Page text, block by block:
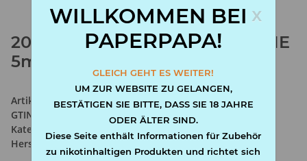
20x Marie Rolls Slim ROSEMARIE
5m
Artikelnummer:20x42471448
GTIN:
Kategorie:
Hersteller: Marie
x
WILLKOMMEN BEI
PAPERPAPA!
GLEICH GEHT ES WEITER!
UM ZUR WEBSITE ZU GELANGEN,
BESTÄTIGEN SIE BITTE, DASS SIE 18 JAHRE
ODER ÄLTER SIND.
Diese Seite enthält Informationen für Zubehör
zu nikotinhaltigen Produkten und richtet sich